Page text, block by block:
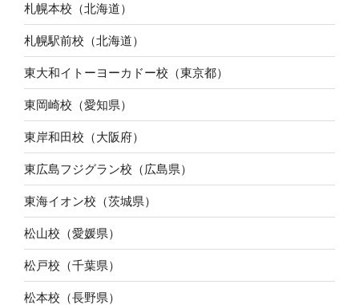
札幌本校（北海道）
札幌駅前校（北海道）
東大和イトーヨーカドー校（東京都）
東岡崎校（愛知県）
東岸和田校（大阪府）
東広島フジグラン校（広島県）
東海イオン校（茨城県）
松山校（愛媛県）
松戸校（千葉県）
松本校（長野県）